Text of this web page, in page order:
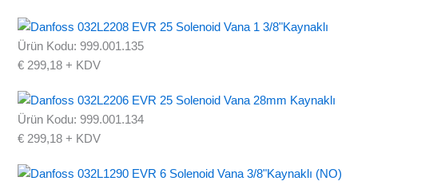
Ürün Kodu: 999.001.135
€ 299,18 + KDV
Ürün Kodu: 999.001.134
€ 299,18 + KDV